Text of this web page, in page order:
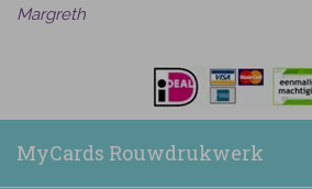
Margreth
MyCards Rouwdrukwerk